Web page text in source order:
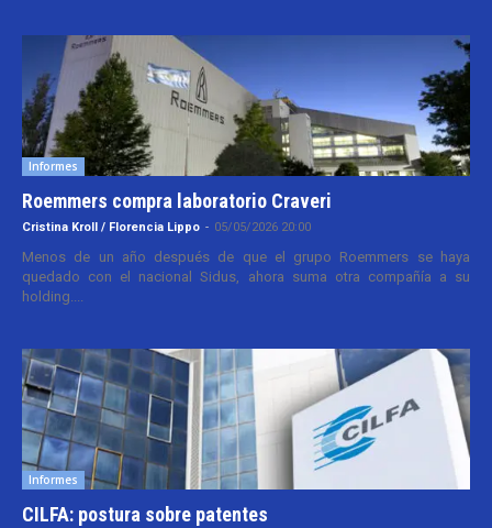
Informes
Roemmers compra laboratorio Craveri
Cristina Kroll / Florencia Lippo - 05/05/2026 20:00
Menos de un año después de que el grupo Roemmers se haya
quedado con el nacional Sidus, ahora suma otra compañía a su
holding....
Informes
CILFA: postura sobre patentes